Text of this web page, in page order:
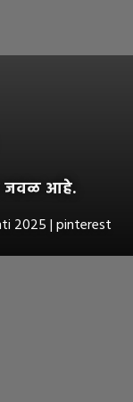
जवळ आहे.
2025 | pinterest